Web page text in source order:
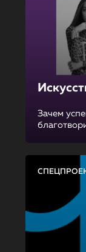
Зачем